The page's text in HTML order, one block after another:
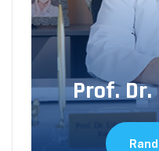
Prof. Dr.